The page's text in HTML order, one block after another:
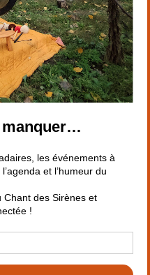
les réseaux
de hobbit